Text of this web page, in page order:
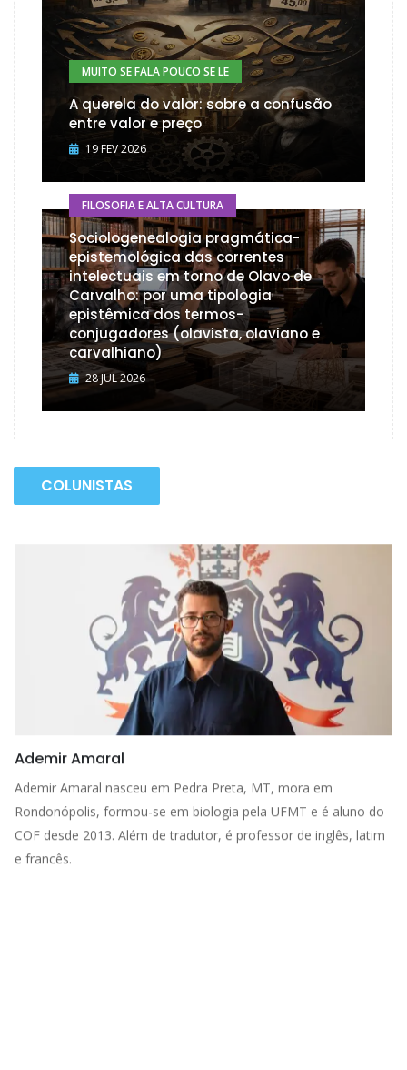
MUITO SE FALA POUCO SE LE
A querela do valor: sobre a confusão
entre valor e preço
19 FEV 2026
FILOSOFIA E ALTA CULTURA
Sociologenealogia pragmática-
epistemológica das correntes
intelectuais em torno de Olavo de
Carvalho: por uma tipologia
epistêmica dos termos-
conjugadores (olavista, olaviano e
carvalhiano)
28 JUL 2026
COLUNISTAS
Rondonópolis, formou-se em biologia pela UFMT e é aluno do
COF desde 2013. Além de tradutor, é professor de inglês, latim